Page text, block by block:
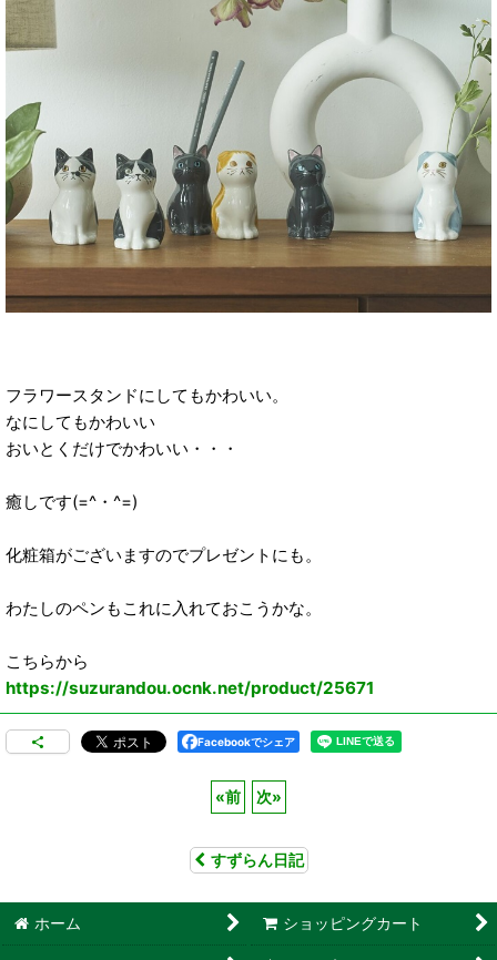
フラワースタンドにしてもかわいい。
なにしてもかわいい
おいとくだけでかわいい・・・
癒しです(=^・^=)
化粧箱がございますのでプレゼントにも。
わたしのペンもこれに入れておこうかな。
こちらから
https://suzurandou.ocnk.net/product/25671
Facebookでシェア
«前 次»
すずらん日記
ホーム ショッピングカート